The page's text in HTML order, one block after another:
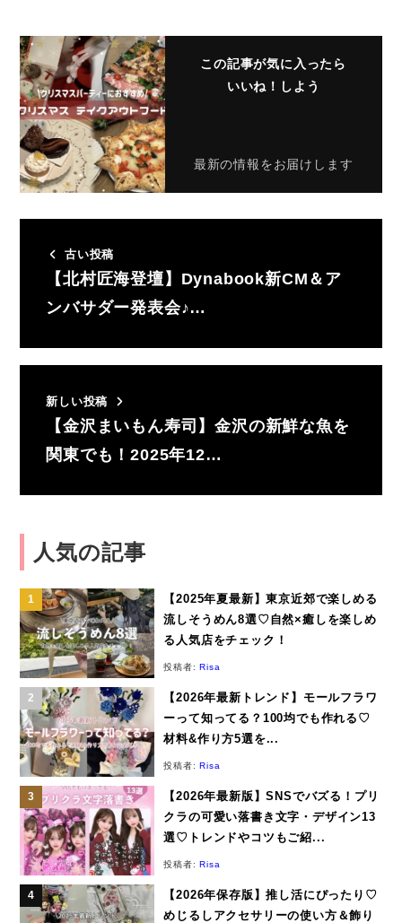
この記事が気に入ったら
いいね！しよう
最新の情報をお届けします
古い投稿
【北村匠海登壇】Dynabook新CM＆ア
ンバサダー発表会♪…
新しい投稿
【金沢まいもん寿司】金沢の新鮮な魚を
関東でも！2025年12…
人気の記事
【2025年夏最新】東京近郊で楽しめる
流しそうめん8選♡自然×癒しを楽しめ
る人気店をチェック！
投稿者:Risa
【2026年最新トレンド】モールフラワ
ーって知ってる？100均でも作れる♡
材料&作り方5選を...
投稿者:Risa
【2026年最新版】SNSでバズる！プリ
クラの可愛い落書き文字・デザイン13
選♡トレンドやコツもご紹...
投稿者:Risa
【2026年保存版】推し活にぴったり♡
めじるしアクセサリーの使い方＆飾り